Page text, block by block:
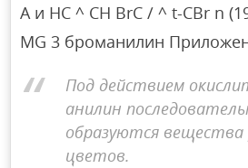
A и HC ^ CH BrC / ^ t-CBr n
MG 3 броманилин
Под действием
анилин
образуются вещества
цветов.